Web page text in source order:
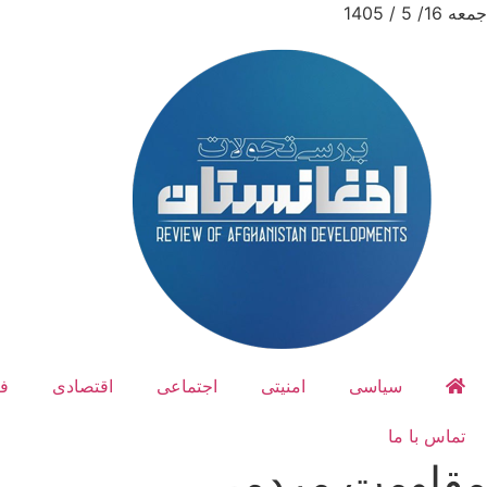
جمعه 16/ 5 / 1405
سیاسی امنیتی اجتماعی اقتصادی
تماس با ما